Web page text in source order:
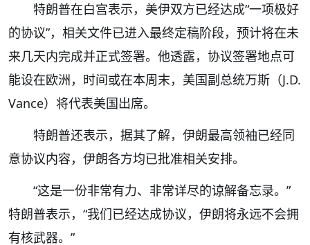
特朗普在白宫表示，美伊双方已经达成“一项极好
的协议”，相关文件已进入最终定稿阶段，预计将在未
来几天内完成并正式签署。他透露，协议签署地点可
能设在欧洲，时间或在本周末，美国副总统万斯（J.D.
Vance）将代表美国出席。
特朗普还表示，据其了解，伊朗最高领袖已经同
意协议内容，伊朗各方均已批准相关安排。
“这是一份非常有力、非常详尽的谅解备忘录。”
特朗普表示，“我们已经达成协议，伊朗将永远不会拥
有核武器。”